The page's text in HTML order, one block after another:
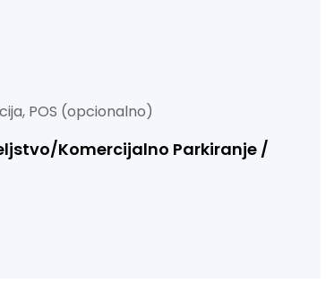
POS (opcionalno)
Komercijalno Parkiranje /